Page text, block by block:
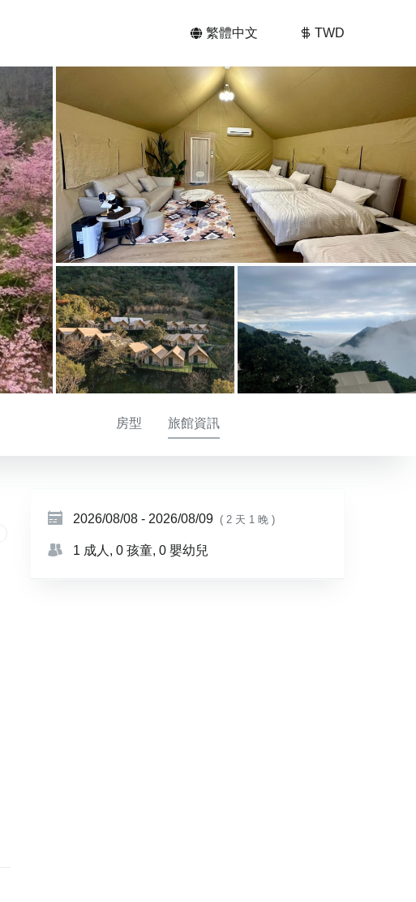
繁體中文 TWD
房型 旅館資訊
2026/08/08 - 2026/08/09 ( 2 天 1 晚 )
1 成人 , 0 孩童, 0 嬰幼兒